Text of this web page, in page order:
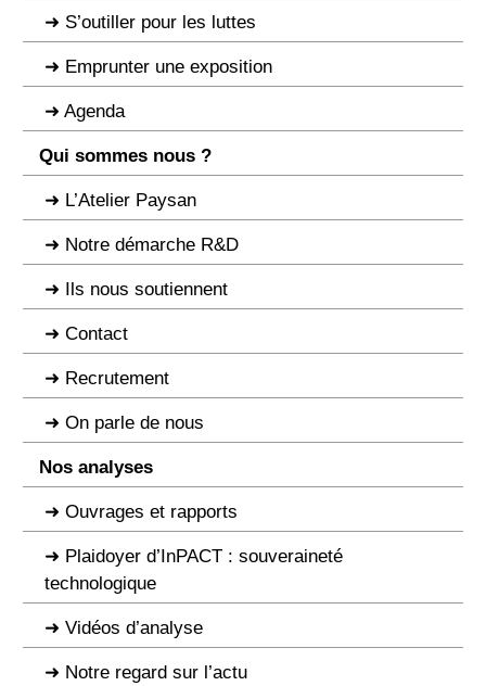
S’outiller pour les luttes
Emprunter une exposition
Agenda
Qui sommes nous ?
L’Atelier Paysan
Notre démarche R&D
Ils nous soutiennent
Contact
Recrutement
On parle de nous
Nos analyses
Ouvrages et rapports
Plaidoyer d’InPACT : souveraineté
technologique
Vidéos d’analyse
Notre regard sur l’actu